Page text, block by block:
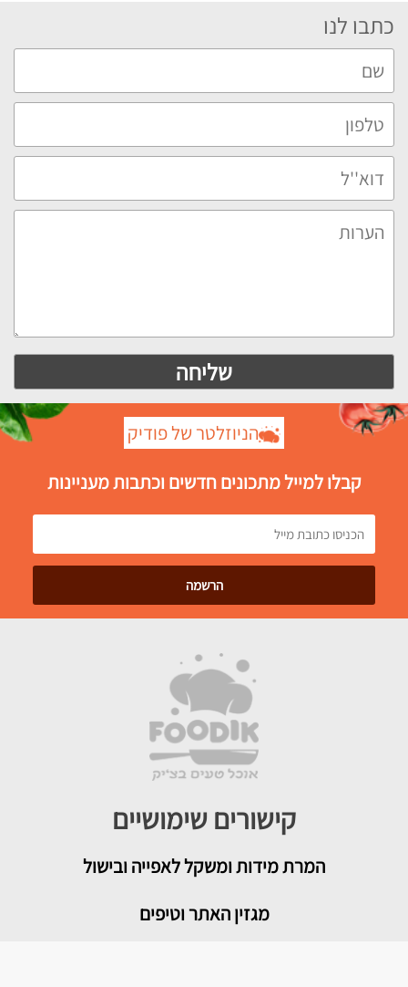
כתבו לנו
הניוזלטר של פודיק
קבלו למייל מתכונים חדשים וכתבות מעניינות
קישורים שימושיים
המרת מידות ומשקל לאפייה ובישול
מגזין האתר וטיפים